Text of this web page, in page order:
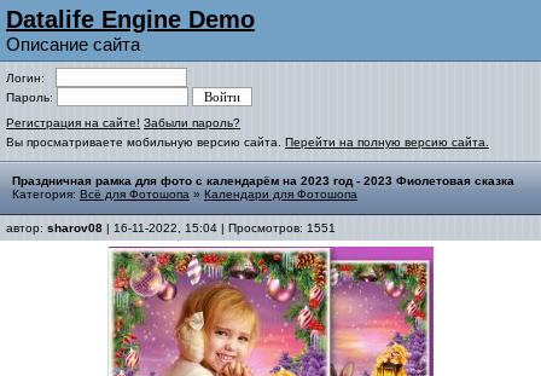
Datalife Engine Demo
Описание сайта
Логин:
Пароль:
Регистрация на сайте! Забыли пароль?
Вы просматриваете мобильную версию сайта. Перейти на полную версию сайта.
Праздничная рамка для фото с календарём на 2023 год - 2023 Фиолетовая сказка
Категория: Всё для Фотошопа » Календари для Фотошопа
автор: sharov08 | 16-11-2022, 15:04 | Просмотров: 1551